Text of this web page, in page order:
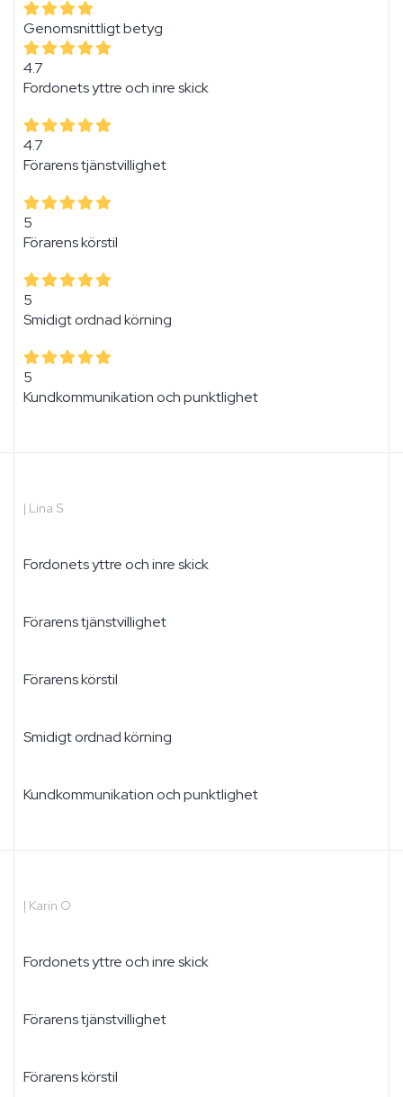
Genomsnittligt betyg
4.7
Fordonets yttre och inre skick
4.7
Förarens tjänstvillighet
5
Förarens körstil
5
Smidigt ordnad körning
5
Kundkommunikation och punktlighet
| Lina S
Fordonets yttre och inre skick
Förarens tjänstvillighet
Förarens körstil
Smidigt ordnad körning
Kundkommunikation och punktlighet
| Karin O
Fordonets yttre och inre skick
Förarens tjänstvillighet
Förarens körstil